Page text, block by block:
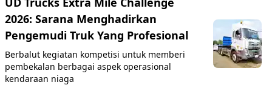
2026: Sarana Menghadirkan
Pengemudi Truk Yang Profesional
Berbalut kegiatan kompetisi untuk memberi
pembekalan berbagai aspek operasional
kendaraan niaga